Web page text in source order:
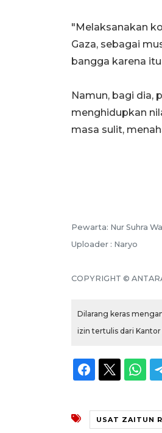
"Melaksanakan
Gaza, sebagai
bangga karena
Namun, bagi dia,
menghidupkan
masa sulit,
Pewarta: Nur Suhra
Uploader : Naryo
COPYRIGHT ©
Dilarang keras
izin tertulis dari Kantor
USAT ZAITUN